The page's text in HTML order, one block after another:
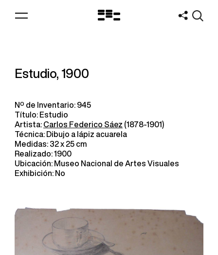
Logo
Estudio, 1900
Nº de Inventario: 945
Título: Estudio
Artista: Carlos Federico Sáez (1878-1901)
Técnica: Dibujo a lápiz acuarela
Medidas: 32 x 25 cm
Realizado: 1900
Ubicación: Museo Nacional de Artes Visuales
Exhibición: No